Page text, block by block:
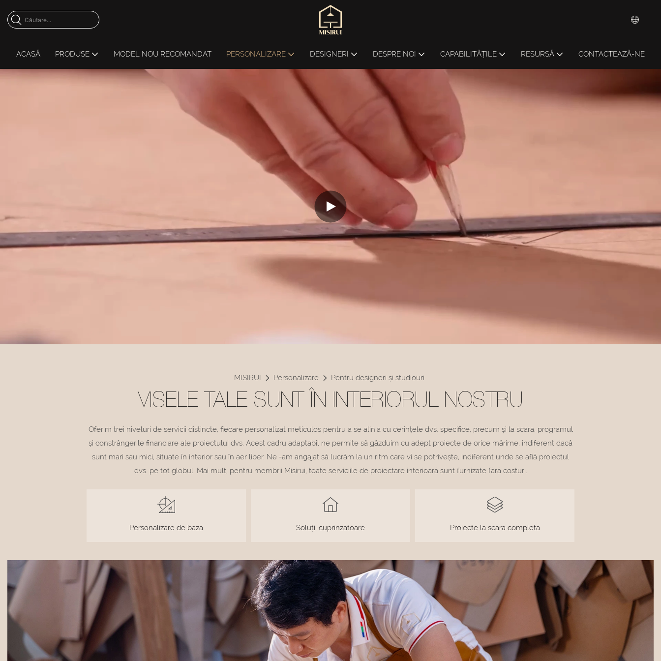
ACASĂ PRODUSE MODEL NOU RECOMANDAT PERSONALIZARE DESIGNERI DESPRE NOI CAPABILITĂȚILE RESURSĂ CONTACTEAZĂ-NE
MISIRUI Personalizare Pentru designeri și studiouri
VISELE TALE SUNT ÎN INTERIORUL NOSTRU
Oferim trei niveluri de servicii distincte, fiecare personalizat meticulos pentru a se alinia cu cerințele dvs. specifice, precum și la scara, programul
și constrângerile financiare ale proiectului dvs. Acest cadru adaptabil ne permite să găzduim cu adept proiecte de orice mărime, indiferent dacă
sunt mari sau mici, situate în interior sau în aer liber. Ne -am angajat să lucrăm la un ritm care vi se potrivește, indiferent unde se află proiectul
dvs. pe tot globul. Mai mult, pentru membrii Misirui, toate serviciile de proiectare interioară sunt furnizate fără costuri.
Personalizare de bază Soluții cuprinzătoare Proiecte la scară completă